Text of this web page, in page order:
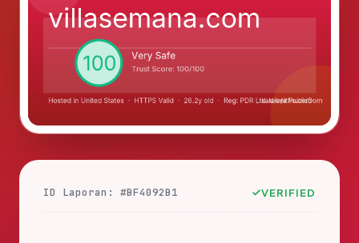
ID Laporan: #BF4092B1 VERIFIED